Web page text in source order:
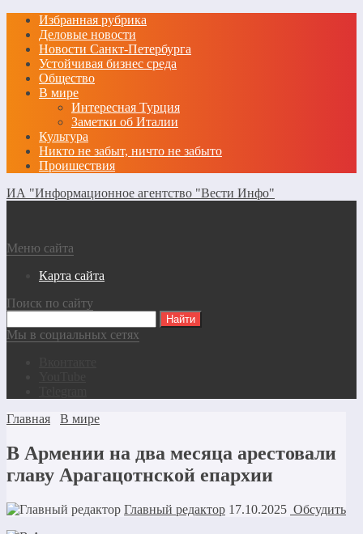
Избранная рубрика
Деловые новости
Новости Санкт-Петербурга
Устойчивая бизнес среда
Общество
В мире
Интересная Турция
Заметки об Италии
Культура
Никто не забыт, ничто не забыто
Проишествия
ИА "Информационное агентство "Вести Инфо"
Меню сайта
Карта сайта
Поиск по сайту
Мы в социальных сетях
Главная
В мире
В Армении на два месяца арестовали
главу Арагацотнской епархии
Главный редактор 17.10.2025 Обсудить